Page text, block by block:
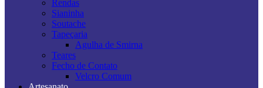
Rendas
Sianinha
Soutache
Tapeçaria
Agulha de Smirna
Teares
Fecho de Contato
Velcro Comum